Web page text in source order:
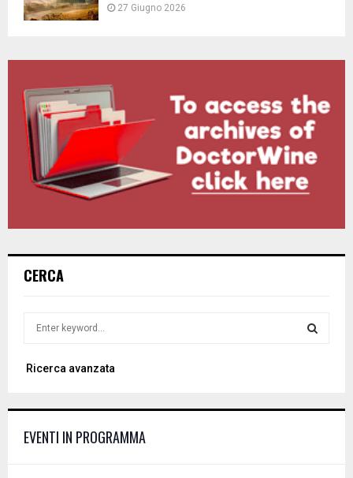
27 Giugno 2026
CERCA
r
o
Ricerca avanzata
EVENTI IN PROGRAMMA